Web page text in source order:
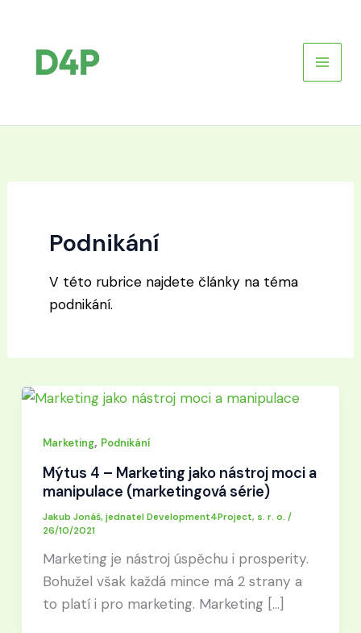
obsah
Podnikání
V této rubrice najdete články na téma
podnikání.
Marketing, Podnikání
Mýtus 4 – Marketing jako nástroj moci a
manipulace (marketingová série)
Jakub Jonáš, jednatel Development4Project, s. r. o. /
26/10/2021
Marketing je nástroj úspěchu i prosperity.
Bohužel však každá mince má 2 strany a
to platí i pro marketing. Marketing […]